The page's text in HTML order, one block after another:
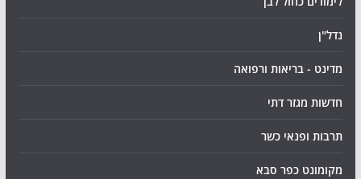
נדל"ן
מדינט - בריאות ורפואה
חדשות מגזר דתי
תרבות ופנאי כשר
מקומונט כפר סבא